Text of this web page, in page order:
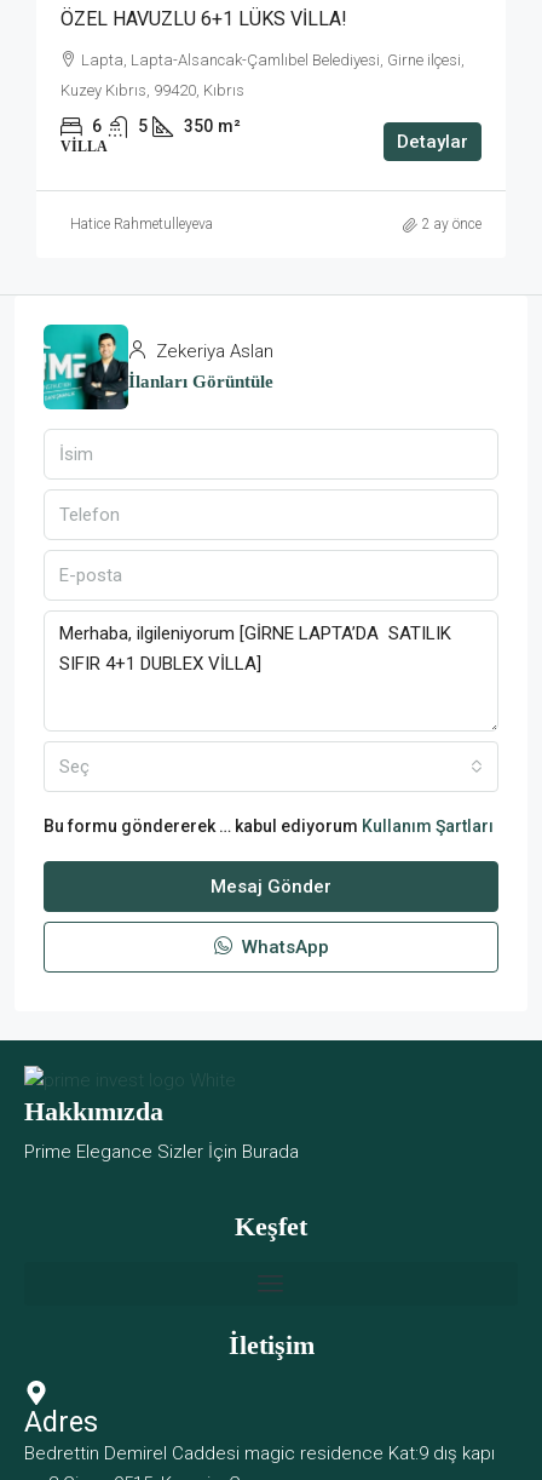
ÖZEL HAVUZLU 6+1 LÜKS VİLLA!
Lapta, Lapta-Alsancak-Çamlıbel Belediyesi, Girne ilçesi,
Kuzey Kıbrıs, 99420, Kıbrıs
6 5 350 m²
VILLA Detaylar
Hatice Rahmetulleyeva 2 ay önce
Zekeriya Aslan
İlanları Görüntüle
Seç
Bu formu göndererek … kabul ediyorum Kullanım Şartları
Mesaj Gönder
WhatsApp
Hakkımızda
Prime Elegance Sizler İçin Burada
Keşfet
İletişim
Adres
Bedrettin Demirel Caddesi magic residence Kat:9 dış kapı